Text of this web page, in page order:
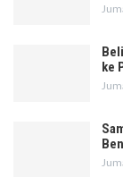
ke